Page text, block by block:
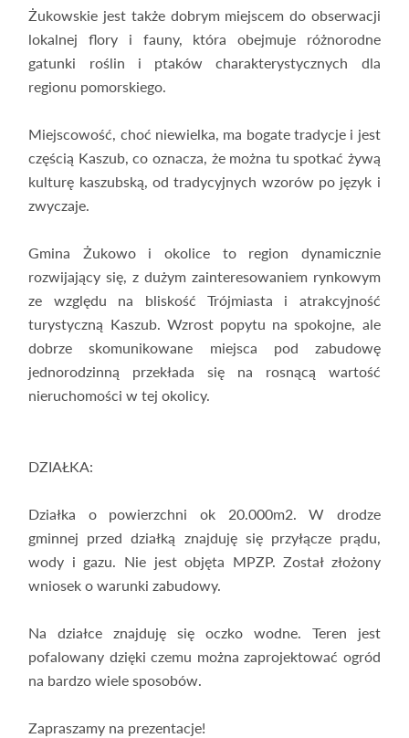
Żukowskie jest także dobrym miejscem do obserwacji
lokalnej flory i fauny, która obejmuje różnorodne
gatunki roślin i ptaków charakterystycznych dla
regionu pomorskiego.
Miejscowość, choć niewielka, ma bogate tradycje i jest
częścią Kaszub, co oznacza, że można tu spotkać żywą
kulturę kaszubską, od tradycyjnych wzorów po język i
zwyczaje.
Gmina Żukowo i okolice to region dynamicznie
rozwijający się, z dużym zainteresowaniem rynkowym
ze względu na bliskość Trójmiasta i atrakcyjność
turystyczną Kaszub. Wzrost popytu na spokojne, ale
dobrze skomunikowane miejsca pod zabudowę
jednorodzinną przekłada się na rosnącą wartość
nieruchomości w tej okolicy.
DZIAŁKA:
Działka o powierzchni ok 20.000m2. W drodze
gminnej przed działką znajduję się przyłącze prądu,
wody i gazu. Nie jest objęta MPZP. Został złożony
wniosek o warunki zabudowy.
Na działce znajduję się oczko wodne. Teren jest
pofalowany dzięki czemu można zaprojektować ogród
na bardzo wiele sposobów.
Zapraszamy na prezentacje!